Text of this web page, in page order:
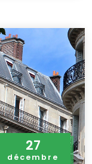
27
décembre